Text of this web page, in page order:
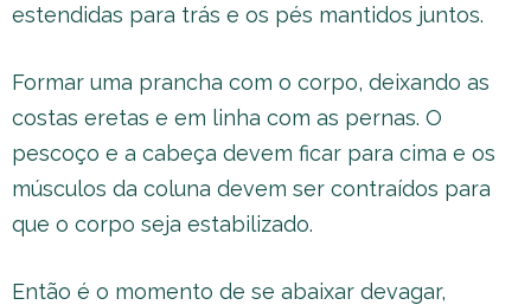
estendidas para trás e os pés mantidos juntos.
Formar uma prancha com o corpo, deixando as
costas eretas e em linha com as pernas. O
pescoço e a cabeça devem ficar para cima e os
músculos da coluna devem ser contraídos para
que o corpo seja estabilizado.
Então é o momento de se abaixar devagar,